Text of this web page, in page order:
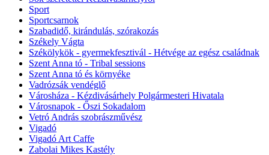
Sport
Sportcsarnok
Szabadidő, kirándulás, szórakozás
Székely Vágta
Székölykök - gyermekfesztivál - Hétvége az egész családnak
Szent Anna tó - Tribal sessions
Szent Anna tó és környéke
Vadrózsák vendéglő
Városháza - Kézdivásárhely Polgármesteri Hivatala
Városnapok - Őszi Sokadalom
Vetró András szobrászművész
Vigadó
Vigadó Art Caffe
Zabolai Mikes Kastély